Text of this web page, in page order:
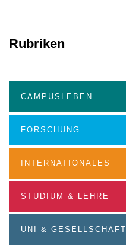
Rubriken
CAMPUSLEBEN
FORSCHUNG
INTERNATIONALES
STUDIUM & LEHRE
UNI & GESELLSCHAFT